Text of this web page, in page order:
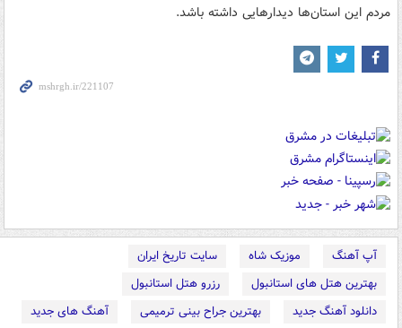
مردم این استان‌ها دیدارهایی داشته باشد.
آپ آهنگ موزیک شاه
سایت تاریخ ایران
بهترین هتل های استانبول
رزرو هتل استانبول
دانلود آهنگ جدید
بهترین جراح بینی ترمیمی
آهنگ های جدید